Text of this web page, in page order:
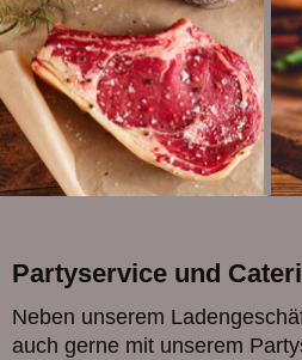
Partyservice und
Neben unserem
auch gerne mit unserem